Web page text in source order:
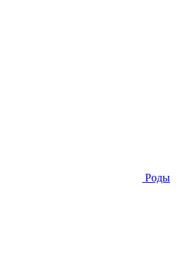
Роды